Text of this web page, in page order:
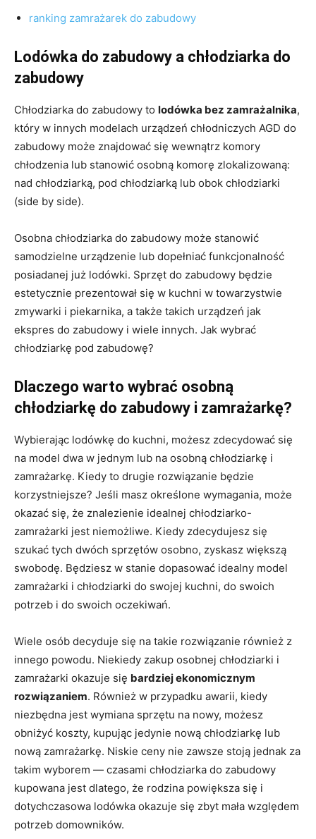
ranking zamrażarek do zabudowy
Lodówka do zabudowy a chłodziarka do
zabudowy
Chłodziarka do zabudowy to lodówka bez zamrażalnika,
który w innych modelach urządzeń chłodniczych AGD do
zabudowy może znajdować się wewnątrz komory
chłodzenia lub stanowić osobną komorę zlokalizowaną:
nad chłodziarką, pod chłodziarką lub obok chłodziarki
(side by side).
Osobna chłodziarka do zabudowy może stanowić
samodzielne urządzenie lub dopełniać funkcjonalność
posiadanej już lodówki. Sprzęt do zabudowy będzie
estetycznie prezentował się w kuchni w towarzystwie
zmywarki i piekarnika, a także takich urządzeń jak
ekspres do zabudowy i wiele innych. Jak wybrać
chłodziarkę pod zabudowę?
Dlaczego warto wybrać osobną
chłodziarkę do zabudowy i zamrażarkę?
Wybierając lodówkę do kuchni, możesz zdecydować się
na model dwa w jednym lub na osobną chłodziarkę i
zamrażarkę. Kiedy to drugie rozwiązanie będzie
korzystniejsze? Jeśli masz określone wymagania, może
okazać się, że znalezienie idealnej chłodziarko-
zamrażarki jest niemożliwe. Kiedy zdecydujesz się
szukać tych dwóch sprzętów osobno, zyskasz większą
swobodę. Będziesz w stanie dopasować idealny model
zamrażarki i chłodziarki do swojej kuchni, do swoich
potrzeb i do swoich oczekiwań.
Wiele osób decyduje się na takie rozwiązanie również z
innego powodu. Niekiedy zakup osobnej chłodziarki i
zamrażarki okazuje się bardziej ekonomicznym
rozwiązaniem. Również w przypadku awarii, kiedy
niezbędna jest wymiana sprzętu na nowy, możesz
obniżyć koszty, kupując jedynie nową chłodziarkę lub
nową zamrażarkę. Niskie ceny nie zawsze stoją jednak za
takim wyborem — czasami chłodziarka do zabudowy
kupowana jest dlatego, że rodzina powiększa się i
dotychczasowa lodówka okazuje się zbyt mała względem
potrzeb domowników.